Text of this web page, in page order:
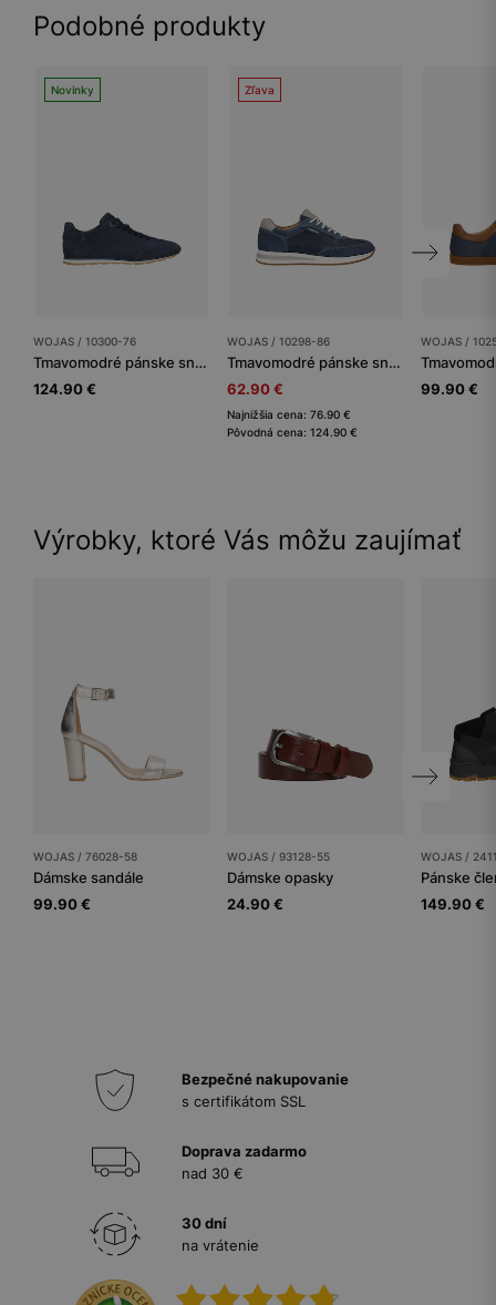
Podobné produkty
Novinky
WOJAS / 10300-76
Tmavomodré pánske sneakersy na nízkej podrážke
124.90 €
Zľava
WOJAS / 10298-86
Tmavomodré pánske sneakersy so sivými vsadkami
62.90 €
Najnižšia cena: 76.90 €
Pôvodná cena: 124.90 €
WOJAS /
99.90 €
Výrobky, ktoré Vás môžu zaujímať
WOJAS / 76028-58
Dámske sandále
99.90 €
WOJAS / 93128-55
Dámske opasky
24.90 €
WOJAS /
Pánske
149.90 €
Bezpečné nakupovanie
s certifikátom SSL
Doprava zadarmo
nad 30 €
30 dní
na vrátenie